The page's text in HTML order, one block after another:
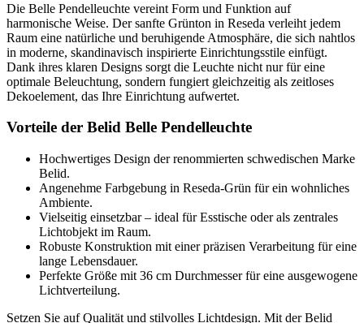
Die Belle Pendelleuchte vereint Form und Funktion auf
harmonische Weise. Der sanfte Grünton in Reseda verleiht jedem
Raum eine natürliche und beruhigende Atmosphäre, die sich nahtlos
in moderne, skandinavisch inspirierte Einrichtungsstile einfügt.
Dank ihres klaren Designs sorgt die Leuchte nicht nur für eine
optimale Beleuchtung, sondern fungiert gleichzeitig als zeitloses
Dekoelement, das Ihre Einrichtung aufwertet.
Vorteile der Belid Belle Pendelleuchte
Hochwertiges Design der renommierten schwedischen Marke
Belid.
Angenehme Farbgebung in Reseda-Grün für ein wohnliches
Ambiente.
Vielseitig einsetzbar – ideal für Esstische oder als zentrales
Lichtobjekt im Raum.
Robuste Konstruktion mit einer präzisen Verarbeitung für eine
lange Lebensdauer.
Perfekte Größe mit 36 cm Durchmesser für eine ausgewogene
Lichtverteilung.
Setzen Sie auf Qualität und stilvolles Lichtdesign. Mit der Belid